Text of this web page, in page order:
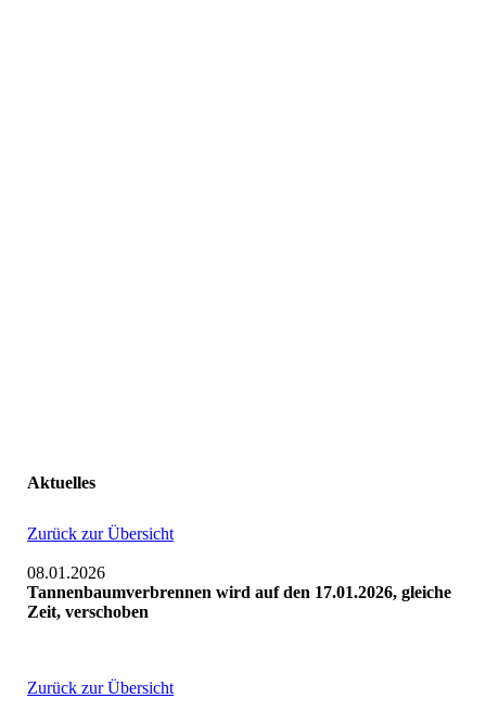
Aktuelles
Zurück zur Übersicht
08.01.2026
Tannenbaumverbrennen wird auf den 17.01.2026, gleiche
Zeit, verschoben
Zurück zur Übersicht